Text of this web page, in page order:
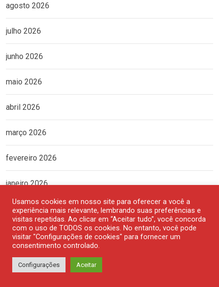
agosto 2026
julho 2026
junho 2026
maio 2026
abril 2026
março 2026
fevereiro 2026
janeiro 2026
dezembro 2025
novembro 2025
outubro 2025
Usamos cookies em nosso site para oferecer a você a
experiência mais relevante, lembrando suas preferências e
visitas repetidas. Ao clicar em “Aceitar tudo”, você concorda
com o uso de TODOS os cookies. No entanto, você pode
visitar "Configurações de cookies" para fornecer um
consentimento controlado.
Configurações Aceitar